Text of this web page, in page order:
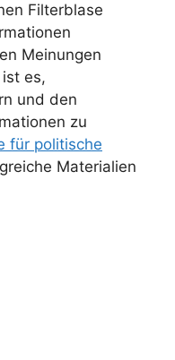
Filterblase
Meinungen
es,
und den
zu
für politische
Materialien